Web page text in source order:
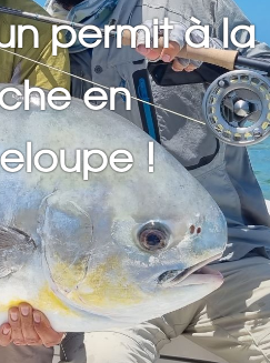
permit à la
en
!